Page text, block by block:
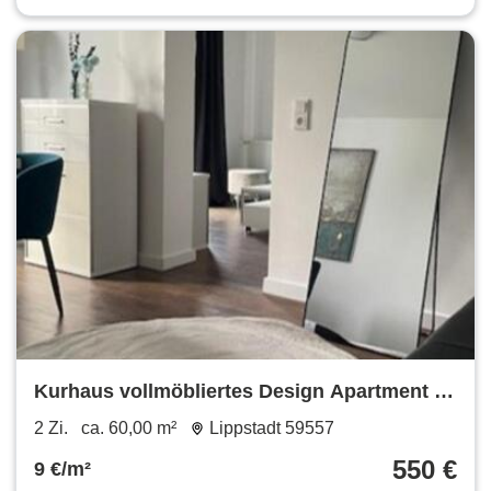
Kurhaus vollmöbliertes Design Apartment im
Kurort in Bad Westernkotten
2 Zi. ca. 60,00 m² Lippstadt 59557
9 €/m² 550 €